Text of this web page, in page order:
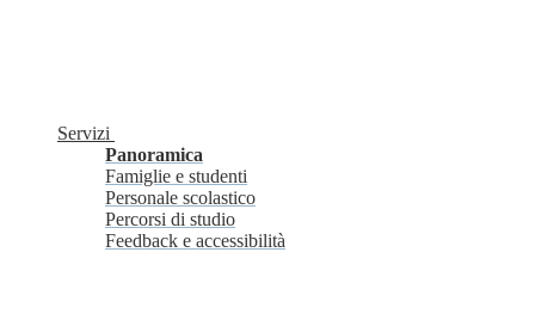
Servizi
Panoramica
Famiglie e studenti
Personale scolastico
Percorsi di studio
Feedback e accessibilità